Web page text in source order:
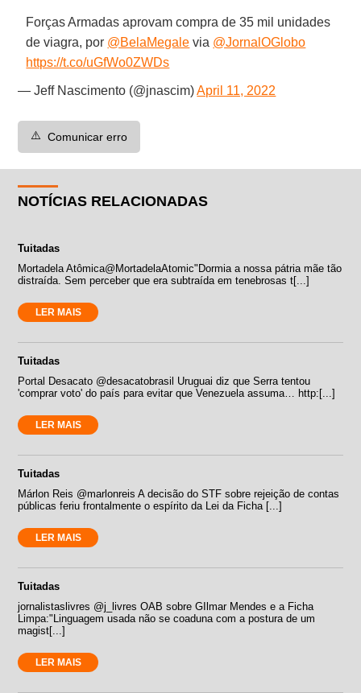
Forças Armadas aprovam compra de 35 mil unidades
de viagra, por ⁦ @BelaMegale ⁩ via ⁦ @JornalOGlobo
https://t.co/uGfWo0ZWDs
— Jeff Nascimento (@jnascim)April 11, 2022
⚠️ Comunicar erro
NOTÍCIAS RELACIONADAS
Tuitadas
Mortadela Atômica‏@MortadelaAtomic"Dormia a nossa pátria mãe tão
distraída. Sem perceber que era subtraída em tenebrosas t[...]
LER MAIS
Tuitadas
Portal Desacato ‏@desacatobrasil Uruguai diz que Serra tentou
'comprar voto' do país para evitar que Venezuela assuma… http:[...]
LER MAIS
Tuitadas
Márlon Reis ‏@marlonreis A decisão do STF sobre rejeição de contas
públicas feriu frontalmente o espírito da Lei da Ficha [...]
LER MAIS
Tuitadas
jornalistaslivres ‏@j_livres OAB sobre GIlmar Mendes e a Ficha
Limpa:"Linguagem usada não se coaduna com a postura de um
magist[...]
LER MAIS